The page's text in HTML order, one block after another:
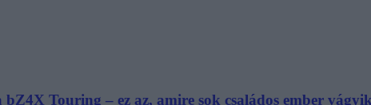
Touring – ez az, amire sok családos ember